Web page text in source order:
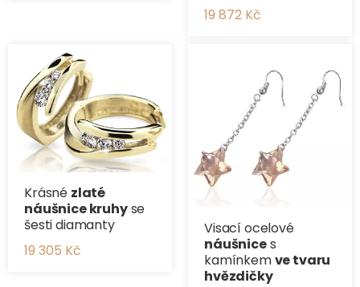
19 872 Kč
Krásné zlaté
náušnice kruhyse
šesti diamanty
19 305 Kč
Visací ocelové
náušnices
kamínkemve tvaru
hvězdičky